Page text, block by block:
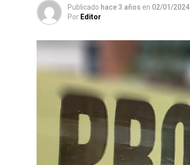
Publicado hace 3 años en 02/01/2024
Por Editor